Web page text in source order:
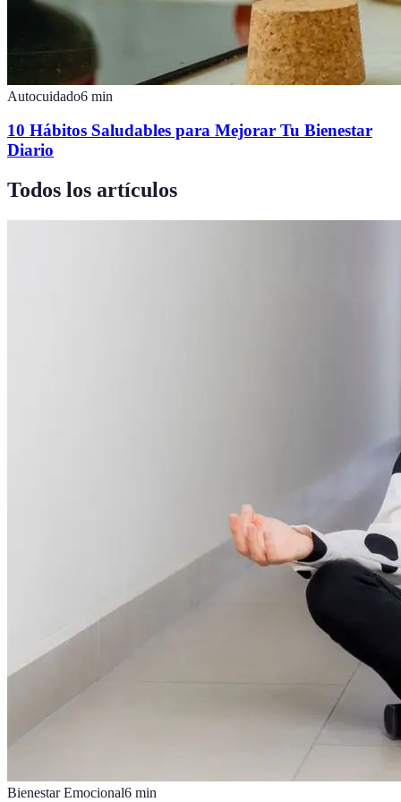
Autocuidado6 min
10 Hábitos Saludables para Mejorar Tu Bienestar
Diario
Todos los artículos
Bienestar Emocional6 min